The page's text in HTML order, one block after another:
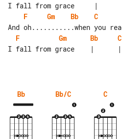
F
Gm Bb
C
F
Gm Bb
C
I fall from grace    |      |
Bb Bb/C C